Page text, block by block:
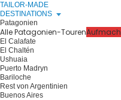
TAILOR-MADE
DESTINATIONS
Patagonien
Alle Patagonien-Touren
El Calafate
El Chaltén
Ushuaia
Puerto Madryn
Bariloche
Rest von Argentinien
Buenos Aires